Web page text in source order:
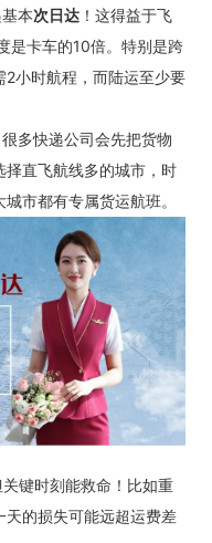
本次日达 ！这得益于飞
是卡车的10倍。特别是跨
小时航程，而陆运至少要
很多快递公司会先把货物
直飞航线多的城市，时
市都有专属货运航班。
关键时刻能救命！比如重
的损失可能远超运费差